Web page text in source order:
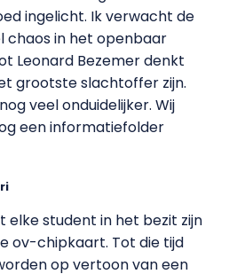
ingelicht. Ik verwacht de
chaos in het openbaar
Leonard Bezemer denkt
grootste slachtoffer zijn.
veel onduidelijker. Wij
een informatiefolder
elke student in het bezit zijn
ov-chipkaart. Tot die tijd
op vertoon van een